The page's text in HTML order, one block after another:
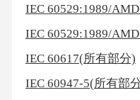
IEC 60529:1989/
IEC 60529:1989/
IEC 60617(所有部分)
IEC 60947-5(所有部